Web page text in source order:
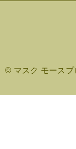
© マスク モース